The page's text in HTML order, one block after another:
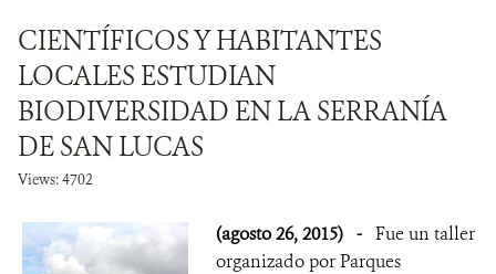
CIENTÍFICOS Y HABITANTES
LOCALES ESTUDIAN
BIODIVERSIDAD EN LA SERRANÍA
DE SAN LUCAS
Views: 4702
(agosto 26, 2015) - Fue un taller
organizado por Parques